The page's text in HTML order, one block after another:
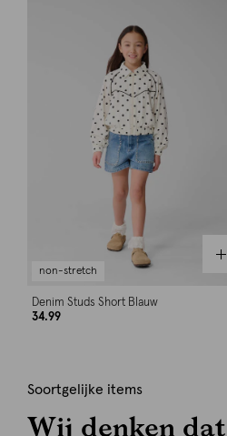
non-stretch
Denim Studs Short Blauw
34.99
Soortgelijke items
Wij denken